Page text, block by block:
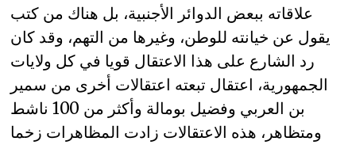
علاقاته ببعض الدوائر الأجنبية، بل هناك من كتب
يقول عن خيانته للوطن، وغيرها من التهم، وقد كان
رد الشارع على هذا الاعتقال قويا في كل ولايات
الجمهورية، اعتقال تبعته اعتقالات أخرى من سمير
بن العربي وفضيل بومالة وأكثر من 100 ناشط
ومتظاهر، هذه الاعتقالات زادت المظاهرات زخما